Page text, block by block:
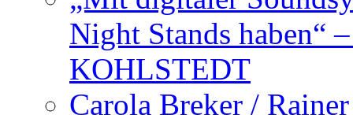
Night Stands haben“
KOHLSTEDT
Carola Breker /